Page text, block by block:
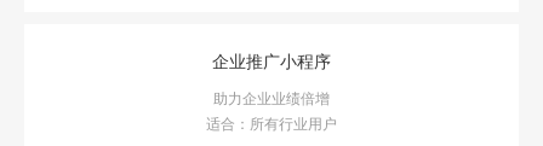
企业推广小程序
助力企业业绩倍增
适合：所有行业用户